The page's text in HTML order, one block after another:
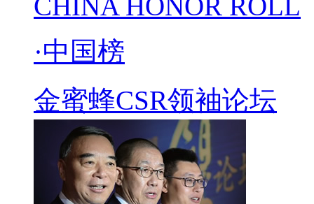
CHINA HONOR ROLL
·中国榜
金蜜蜂CSR领袖论坛